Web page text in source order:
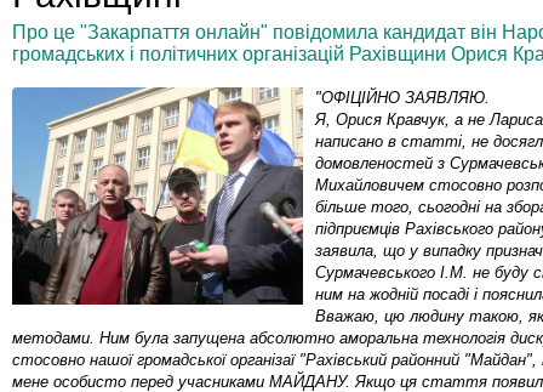
Про це "Закарпаття онлайн" повідомила кандидат він
громадських і політичних організацій Рахівщини Орися
"ОФІЦІЙНО ЗАЯВЛЯЮ.
Я, Орися Кравчук, а не
написано в статті, не
домовленостей з
Михайловичем стосовно
більше того, сьогодні на
підприємців Рахівського
заявила, що у випадку
Сурмачевського І.М. не буду
ним на жодній посаді і
Вважаю, цю людину такою,
методами. Ним була запущена абсолютно аморальна технологія
стосовно нашої громадської організаї "Рахівський районний
мене особисто перед учасниками МАЙДАНУ. Якщо ця стаття